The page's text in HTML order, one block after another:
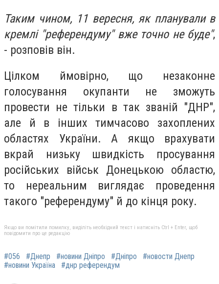
Таким чином, 11 вересня, як планували в
кремлі "референдуму" вже точно не буде",
- розповів він.
Цілком ймовірно, що незаконне
голосування окупанти не зможуть
провести не тільки в так званій "ДНР",
але й в інших тимчасово захоплених
областях України. А якщо врахувати
вкрай низьку швидкість просування
російських військ Донецькою областю,
то нереальним виглядає проведення
такого "референдуму" й до кінця року.
Якщо ви помітили помилку, виділіть необхідний текст і натисніть Ctrl + Enter, щоб
повідомити про це редакцію
#056 #Днепр #новини Дніпро #Дніпро
#новости Днепр
#новини Україна
#днр референдум